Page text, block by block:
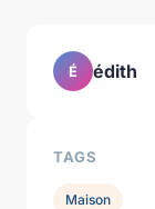
É édith
TAGS
Maison